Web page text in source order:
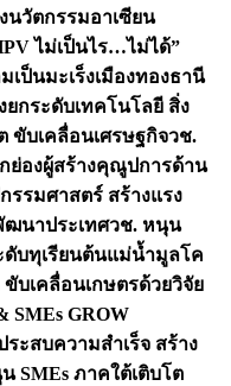
นวัตกรรมอาเซียน
ไม่เป็นไร…ไม่ได้”
เป็นมะเร็งเมืองทองธานี
ยกระดับเทคโนโลยี สิ่ง
ขับเคลื่อนเศรษฐกิจวช.
ย่องผู้สร้างคุณูปการด้าน
รมศาสตร์ สร้างแรง
ฒนาประเทศวช. หนุน
ดับทุเรียนต้นแม่น้ำมูลโค
บเคลื่อนเกษตรด้วยวิจัย
SMEs GROW
ระสบความสำเร็จ สร้าง
SMEs ภาคใต้เติบโต